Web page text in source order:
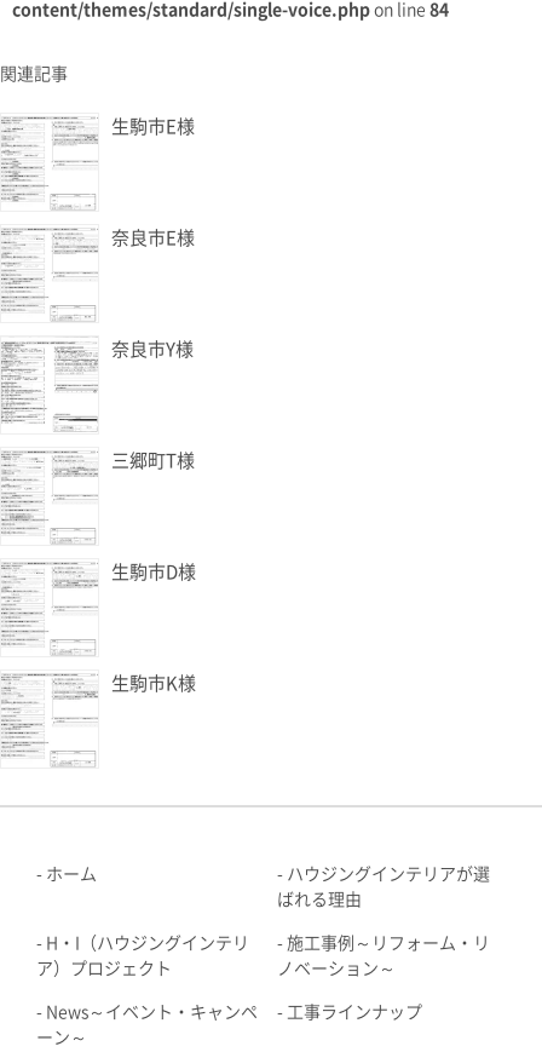
content/themes/standard/single-voice.php on line 84
関連記事
生駒市E様
奈良市E様
奈良市Y様
三郷町T様
生駒市D様
生駒市K様
ホーム
ハウジングインテリアが選
ばれる理由
H・I（ハウジングインテリ
ア）プロジェクト
施工事例～リフォーム・リ
ノベーション～
News～イベント・キャンペ
ーン～
工事ラインナップ